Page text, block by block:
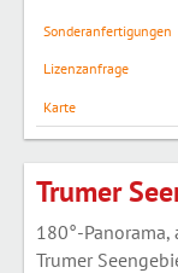
Sonderanfertigungen
Lizenzanfrage
Karte
Trumer
180°-
Trumer